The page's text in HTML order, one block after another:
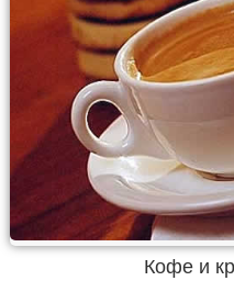
Кофе и